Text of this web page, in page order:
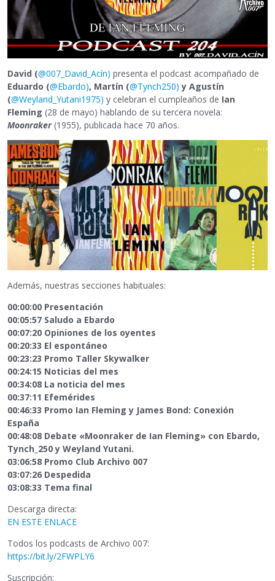
David (@007_David_Acín) presenta el podcast acompañado de
Eduardo (@Ebardo), Martín (@Tynch250) y Agustín
(@Weyland_Yutani1975) y celebran el cumpleaños de Ian
Fleming (28 de mayo) hablando de su tercera novela:
Moonraker(1955), publicada hace 70 años.
Además, nuestras secciones habituales:
00:00:00 Presentación
00:05:57 Saludo a Ebardo
00:07:20 Opiniones de los oyentes
00:20:33 El espontáneo
00:23:23 Promo Taller Skywalker
00:24:15 Noticias del mes
00:34:08 La noticia del mes
00:37:11 Efemérides
00:46:33 Promo Ian Fleming y James Bond: Conexión
España
00:48:08 Debate «Moonraker de Ian Fleming» con Ebardo,
Tynch_250 y Weyland Yutani.
03:06:58 Promo Club Archivo 007
03:07:26 Despedida
03:08:33 Tema final
Descarga directa:
EN ESTE ENLACE
Todos los podcasts de Archivo 007:
https://bit.ly/2FWPLY6
Suscripción: